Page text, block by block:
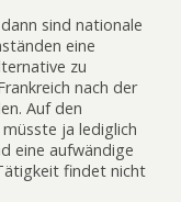
sind nationale
eine
zu
nach der
Auf den
ja lediglich
eine aufwändige
findet nicht